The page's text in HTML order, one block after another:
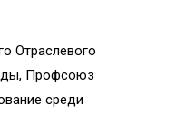
Отраслевого
Профсоюз
среди